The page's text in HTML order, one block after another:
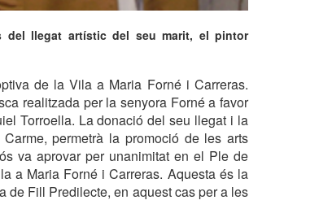
del llegat artístic del seu marit, el pintor
de la Vila a Maria Forné i Carreras.
realitzada per la senyora Forné a favor
Torroella. La donació del seu llegat i la
permetrà la promoció de les arts
va aprovar per unanimitat en el Ple de
a Maria Forné i Carreras. Aquesta és la
de Fill Predilecte, en aquest cas per a les